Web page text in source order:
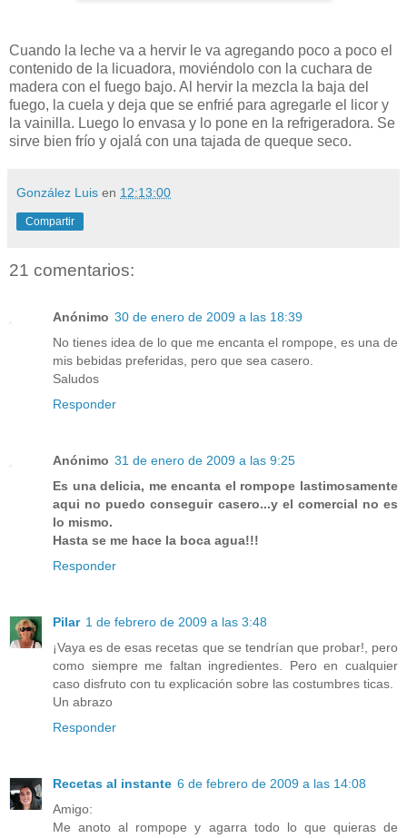
Cuando la leche va a hervir le va agregando poco a poco el
contenido de la licuadora, moviéndolo con la cuchara de
madera con el fuego bajo. Al hervir la mezcla la baja del
fuego, la cuela y deja que se enfrié para agregarle el licor y
la vainilla. Luego lo envasa y lo pone en la refrigeradora. Se
sirve bien frío y ojalá con una tajada de queque seco.
González Luis en 12:13:00
Compartir
21 comentarios:
Anónimo 30 de enero de 2009 a las 18:39
No tienes idea de lo que me encanta el rompope, es una de
mis bebidas preferidas, pero que sea casero.
Saludos
Responder
Anónimo 31 de enero de 2009 a las 9:25
Es una delicia, me encanta el rompope lastimosamente
aqui no puedo conseguir casero...y el comercial no es
lo mismo.
Hasta se me hace la boca agua!!!
Responder
Pilar 1 de febrero de 2009 a las 3:48
¡Vaya es de esas recetas que se tendrían que probar!, pero
como siempre me faltan ingredientes. Pero en cualquier
caso disfruto con tu explicación sobre las costumbres ticas.
Un abrazo
Responder
Recetas al instante 6 de febrero de 2009 a las 14:08
Amigo:
Me anoto al rompope y agarra todo lo que quieras de